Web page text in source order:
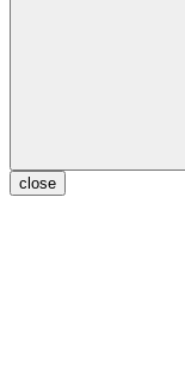
close